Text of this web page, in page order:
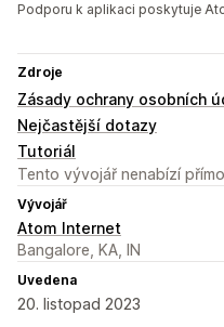
Podporu k aplikaci poskytuje
Zdroje
Zásady ochrany osobních
Nejčastější dotazy
Tutoriál
Tento vývojář nenabízí
Vývojář
Atom Internet
Bangalore, KA, IN
Uvedena
20. listopad 2023